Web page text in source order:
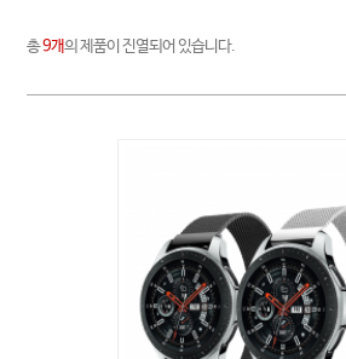
총9개의 제품이 진열되어 있습니다.